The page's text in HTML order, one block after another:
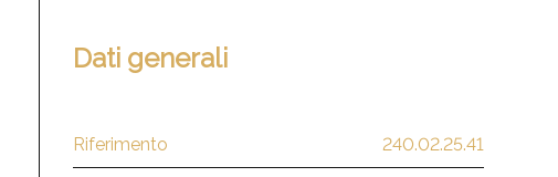
Dati generali
Riferimento 240.02.25.41